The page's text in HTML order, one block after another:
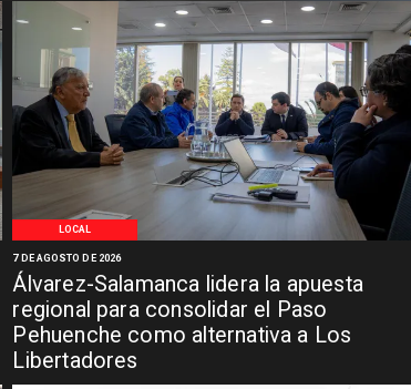
LOCAL
Álvarez-Salamanca lidera la apuesta
regional para consolidar el Paso
Pehuenche como alternativa a Los
Libertadores
7 DE AGOSTO DE 2026